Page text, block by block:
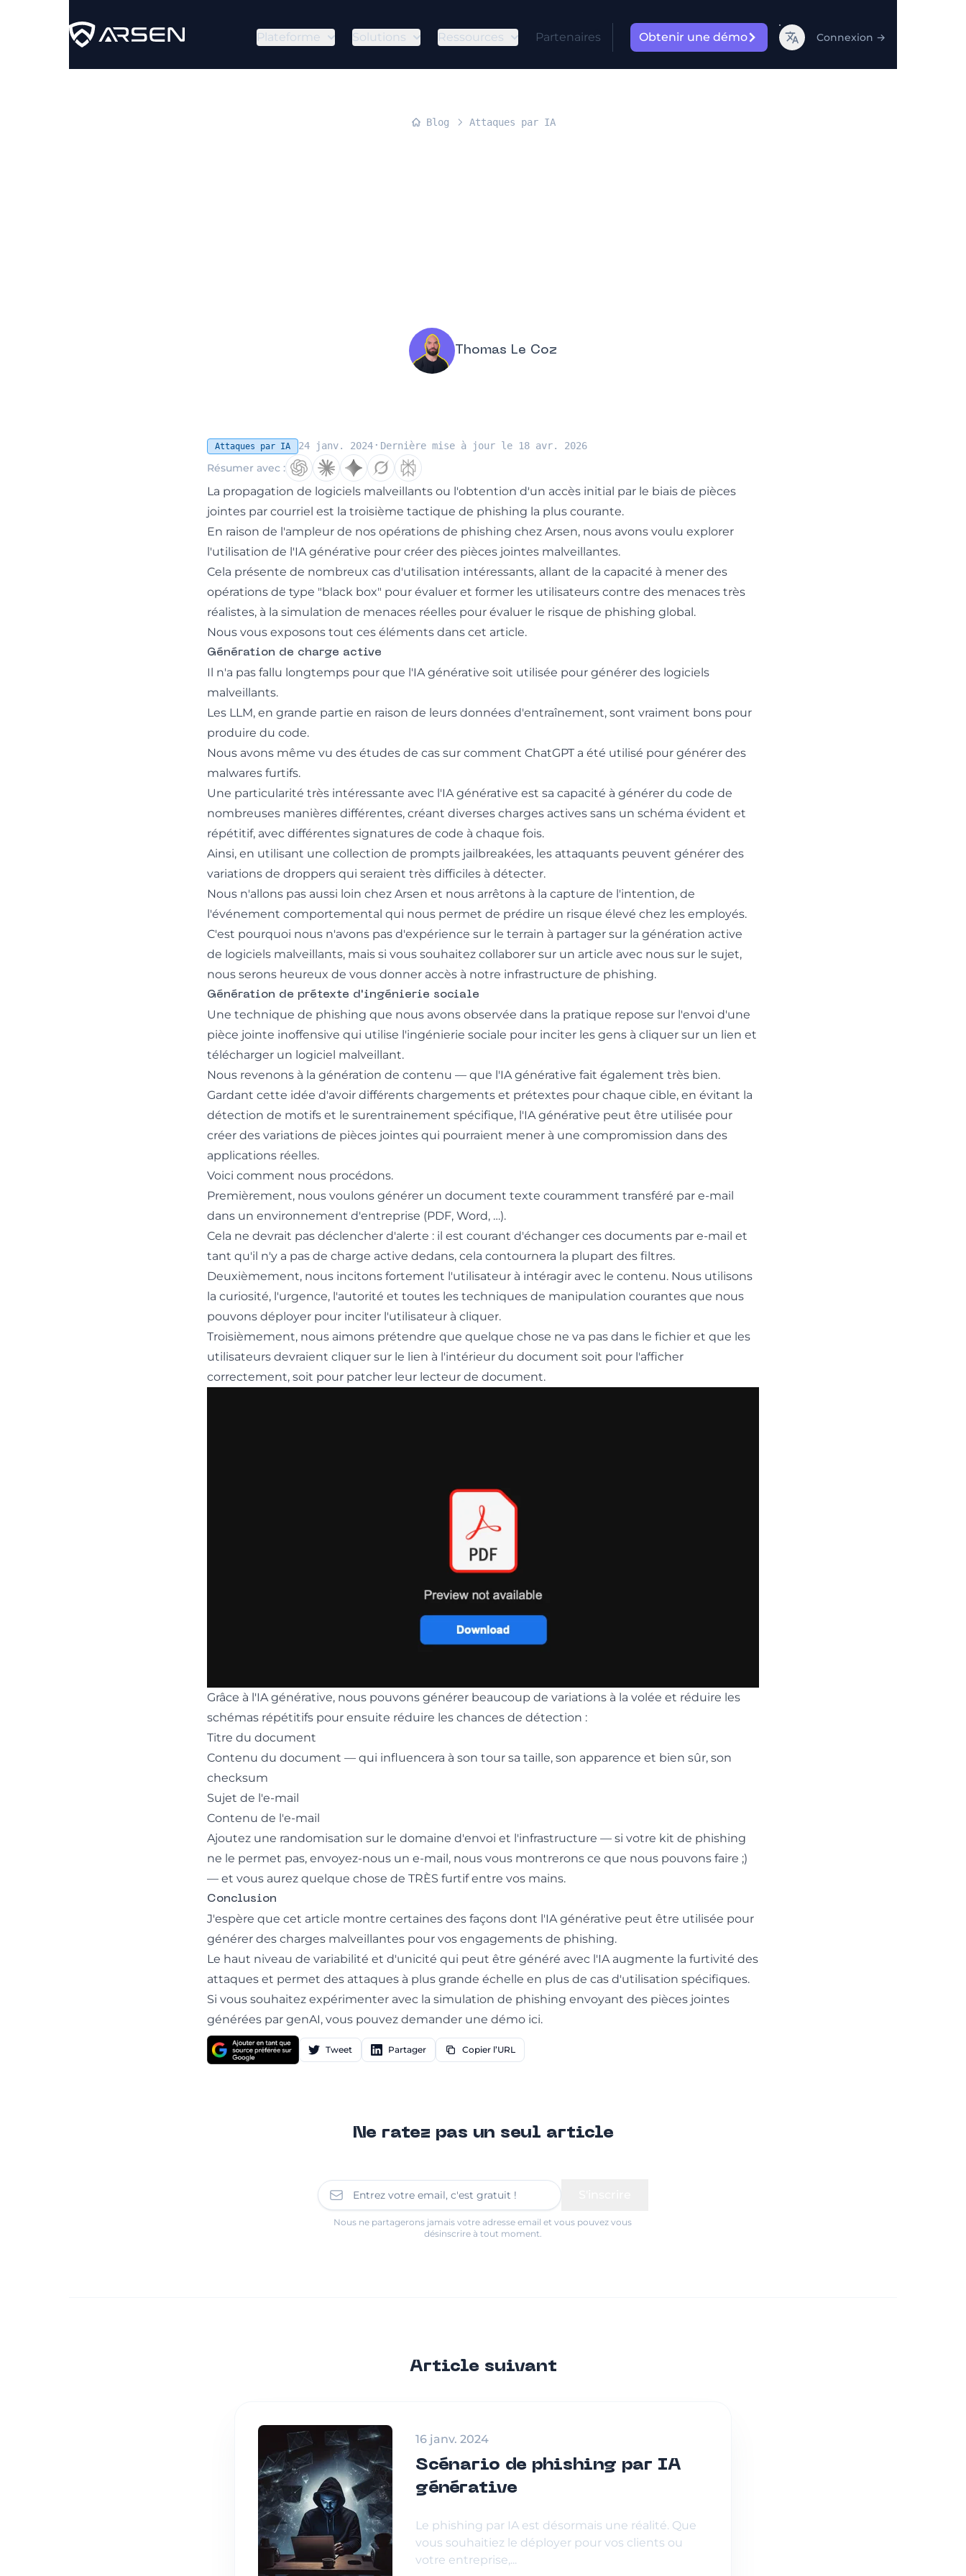
Plateforme Solutions Ressources Partenaires Obtenir une démo Connexion →
Blog Attaques par IA
Thomas Le Coz
Attaques par IA 24 janv. 2024 · Dernière mise à jour le 18 avr. 2026
Résumer avec :
La propagation de logiciels malveillants ou l'obtention d'un accès initial par le biais de pièces
jointes par courriel est la troisième tactique de phishing la plus courante.
En raison de l'ampleur de nos opérations de phishing chez Arsen, nous avons voulu explorer
l'utilisation de l'IA générative pour créer des pièces jointes malveillantes.
Cela présente de nombreux cas d'utilisation intéressants, allant de la capacité à mener des
opérations de type "black box" pour évaluer et former les utilisateurs contre des menaces très
réalistes, à la simulation de menaces réelles pour évaluer le risque de phishing global.
Nous vous exposons tout ces éléments dans cet article.
Génération de charge active
Il n'a pas fallu longtemps pour que l'IA générative soit utilisée pour générer des logiciels
malveillants.
Les LLM, en grande partie en raison de leurs données d'entraînement, sont vraiment bons pour
produire du code.
Nous avons même vu des études de cas sur comment ChatGPT a été utilisé pour générer des
malwares furtifs.
Une particularité très intéressante avec l'IA générative est sa capacité à générer du code de
nombreuses manières différentes, créant diverses charges actives sans un schéma évident et
répétitif, avec différentes signatures de code à chaque fois.
Ainsi, en utilisant une collection de prompts jailbreakées, les attaquants peuvent générer des
variations de droppers qui seraient très difficiles à détecter.
Nous n'allons pas aussi loin chez Arsen et nous arrêtons à la capture de l'intention, de
l'événement comportemental qui nous permet de prédire un risque élevé chez les employés.
C'est pourquoi nous n'avons pas d'expérience sur le terrain à partager sur la génération active
de logiciels malveillants, mais si vous souhaitez collaborer sur un article avec nous sur le sujet,
nous serons heureux de vous donner accès à notre infrastructure de phishing.
Génération de prétexte d'ingénierie sociale
Une technique de phishing que nous avons observée dans la pratique repose sur l'envoi d'une
pièce jointe inoffensive qui utilise l'ingénierie sociale pour inciter les gens à cliquer sur un lien et
télécharger un logiciel malveillant.
Nous revenons à la génération de contenu — que l'IA générative fait également très bien.
Gardant cette idée d'avoir différents chargements et prétextes pour chaque cible, en évitant la
détection de motifs et le surentrainement spécifique, l'IA générative peut être utilisée pour
créer des variations de pièces jointes qui pourraient mener à une compromission dans des
applications réelles.
Voici comment nous procédons.
Premièrement, nous voulons générer un document texte couramment transféré par e-mail
dans un environnement d'entreprise (PDF, Word, …).
Cela ne devrait pas déclencher d'alerte : il est courant d'échanger ces documents par e-mail et
tant qu'il n'y a pas de charge active dedans, cela contournera la plupart des filtres.
Deuxièmement, nous incitons fortement l'utilisateur à intéragir avec le contenu. Nous utilisons
la curiosité, l'urgence, l'autorité et toutes les techniques de manipulation courantes que nous
pouvons déployer pour inciter l'utilisateur à cliquer.
Troisièmement, nous aimons prétendre que quelque chose ne va pas dans le fichier et que les
utilisateurs devraient cliquer sur le lien à l'intérieur du document soit pour l'afficher
correctement, soit pour patcher leur lecteur de document.
Grâce à l'IA générative, nous pouvons générer beaucoup de variations à la volée et réduire les
schémas répétitifs pour ensuite réduire les chances de détection :
Titre du document
Contenu du document — qui influencera à son tour sa taille, son apparence et bien sûr, son
checksum
Sujet de l'e-mail
Contenu de l'e-mail
Ajoutez une randomisation sur le domaine d'envoi et l'infrastructure — si votre kit de phishing
ne le permet pas, envoyez-nous un e-mail, nous vous montrerons ce que nous pouvons faire ;)
— et vous aurez quelque chose de TRÈS furtif entre vos mains.
Conclusion
J'espère que cet article montre certaines des façons dont l'IA générative peut être utilisée pour
générer des charges malveillantes pour vos engagements de phishing.
Le haut niveau de variabilité et d'unicité qui peut être généré avec l'IA augmente la furtivité des
attaques et permet des attaques à plus grande échelle en plus de cas d'utilisation spécifiques.
Si vous souhaitez expérimenter avec la simulation de phishing envoyant des pièces jointes
générées par genAI, vous pouvez demander une démo ici.
Tweet Partager Copier l’URL
Ne ratez pas un seul article
Nous ne partagerons jamais votre adresse email et vous pouvez vous
désinscrire à tout moment.
Article suivant
16 janv. 2024
Scénario de phishing par IA
générative
Le phishing par IA est désormais une réalité. Que
vous souhaitiez le déployer pour vos clients ou
votre entreprise,...